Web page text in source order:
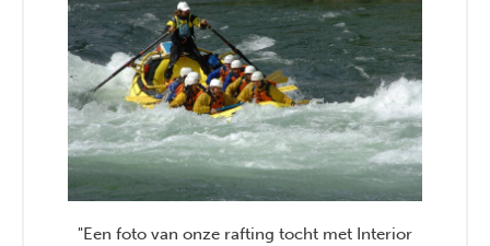
"Een foto van onze rafting tocht met Interior